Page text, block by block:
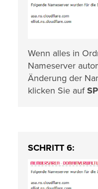
Wenn alles in
Nameserver
Änderung der
klicken Sie auf
SCHRITT 6: